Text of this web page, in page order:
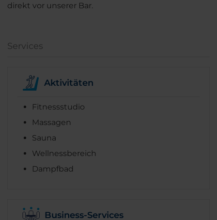
direkt vor unserer Bar.
Services
Aktivitäten
Fitnessstudio
Massagen
Sauna
Wellnessbereich
Dampfbad
Business-Services